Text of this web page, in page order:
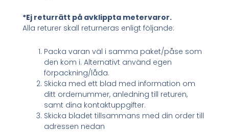
*Ej returrätt på avklippta metervaror.
Alla returer skall returneras enligt följande:
Packa varan väl i samma paket/påse som
den kom i. Alternativt använd egen
förpackning/låda.
Skicka med ett blad med information om
ditt ordernummer, anledning till returen,
samt dina kontaktuppgifter.
Skicka bladet tillsammans med din order till
adressen nedan